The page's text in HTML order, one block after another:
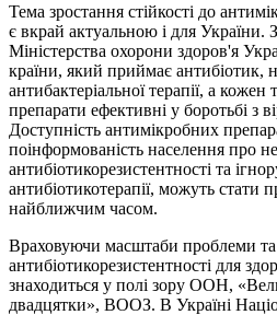
Тема зростання стійкості до
є вкрай актуальною і для України.
Міністерства охорони здоров'я
країни, який приймає антибіотик,
антибактеріальної терапії, а кожен
препарати ефективні у боротьбі з
Доступність антимікробних
поінформованість населення про
антибіотикорезистентності та
антибіотикотерапії, можуть
найближчим часом.
Враховуючи масштаби проблеми та
антибіотикорезистентності для
знаходиться у полі зору ООН,
двадцятки», ВООЗ. В Україні